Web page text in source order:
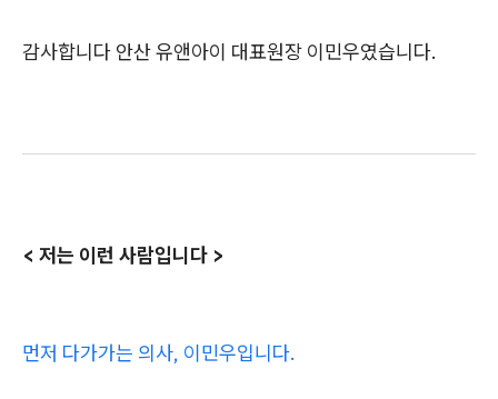
감사합니다 안산 유앤아이 대표원장 이민우였습니다.
< 저는 이런 사람입니다 >
먼저 다가가는 의사, 이민우입니다.